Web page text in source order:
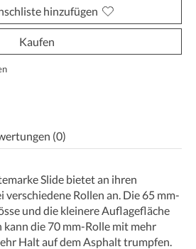
hinzufügen
Kaufen
(0)
Slide bietet an ihren
Rollen an. Die 65 mm-
und die kleinere Auflagefläche
kann die 70 mm-Rolle mit mehr
Halt auf dem Asphalt trumpfen.